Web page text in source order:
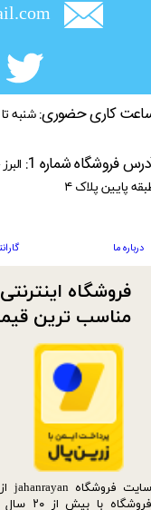
فروشگاه
مناسب ترین
کاری حضوری: شنبه تا پنج
درباره ما
فروشگاه شماره 1:
پایین پلاک ۴